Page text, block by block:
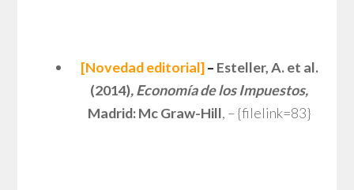
[Novedad editorial]– Esteller, A. et al.
(2014), Economía de los Impuestos,
Madrid: Mc Graw-Hill, – {filelink=83}